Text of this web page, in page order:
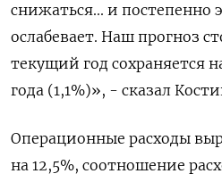
снижаться... и постепенно
ослабевает. Наш прогноз
текущий год сохраняется
года (1,1%)», - сказал
Операционные расходы
на 12,5%, соотношение